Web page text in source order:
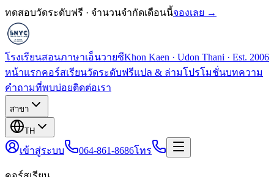
ทดสอบวัดระดับฟรี · จำนวนจำกัดเดือนนี้จองเลย →
โรงเรียนสอนภาษาเอ็นวายซีKhon Kaen · Udon Thani · Est. 2006
หน้าแรกคอร์สเรียนวัดระดับฟรีแปล & ล่ามโปรโมชั่นบทความ
คำถามที่พบบ่อยติดต่อเรา
สาขา
TH
เข้าสู่ระบบ 064-861-8686โทร